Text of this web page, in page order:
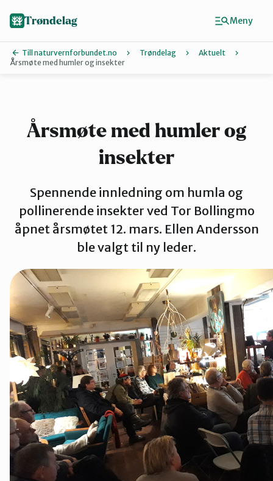
Levanger
Namdalen
Orklaregionen
Røros og Holtålen
Selbu og Tydal
Skaun
Trøndelag
Till naturvernforbundet.no Trøndelag
Aktuelt
Årsmøte med humler og insekter
Årsmøte med humler og
insekter
Spennende innledning om humla og
pollinerende insekter ved Tor Bollingmo
åpnet årsmøtet 12. mars. Ellen Andersson
ble valgt til ny leder.